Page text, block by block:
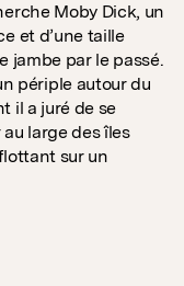
Moby Dick, un
et d’une taille
jambe par le passé.
périple autour du
il a juré de se
large des îles
sur un